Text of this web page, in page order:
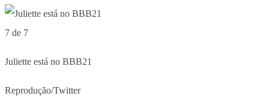
7 de 7
Juliette está no BBB21
Reprodução/Twitter